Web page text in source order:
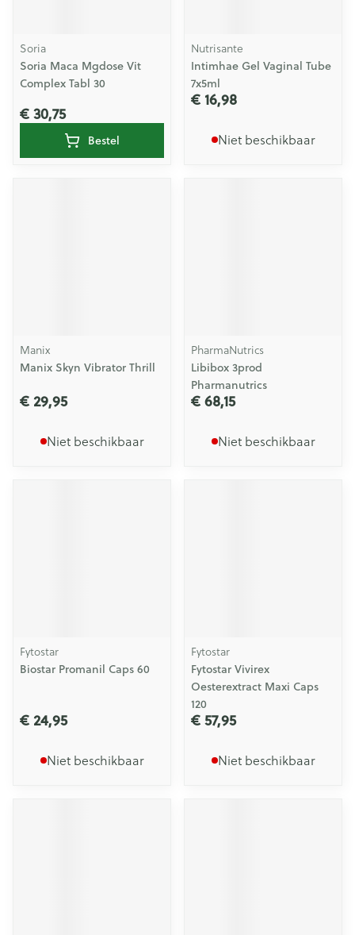
Soria
Soria Maca Mgdose Vit
Complex Tabl 30
€ 30,75
Bestel
Nutrisante
Intimhae Gel Vaginal Tube
7x5ml
€ 16,98
Niet beschikbaar
Manix
Manix Skyn Vibrator Thrill
€ 29,95
Niet beschikbaar
PharmaNutrics
Libibox 3prod
Pharmanutrics
€ 68,15
Niet beschikbaar
Fytostar
Biostar Promanil Caps 60
€ 24,95
Niet beschikbaar
Fytostar
Fytostar Vivirex
Oesterextract Maxi Caps
120
€ 57,95
Niet beschikbaar